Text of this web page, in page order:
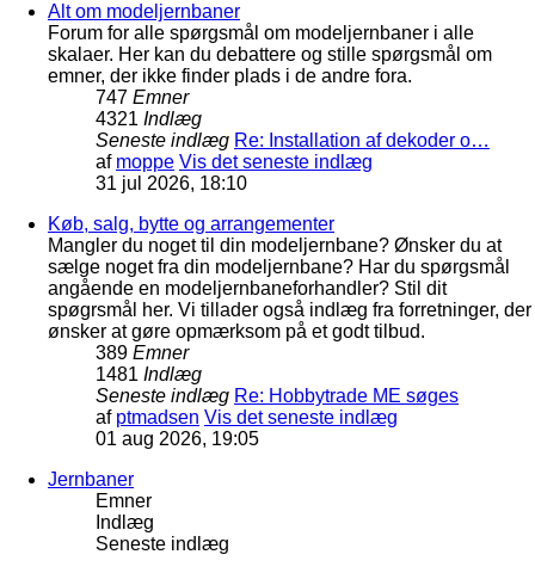
Alt om modeljernbaner
Forum for alle spørgsmål om modeljernbaner i alle
skalaer. Her kan du debattere og stille spørgsmål om
emner, der ikke finder plads i de andre fora.
747 Emner
4321 Indlæg
Seneste indlæg Re: Installation af dekoder o…
af moppe Vis det seneste indlæg
31 jul 2026, 18:10
Køb, salg, bytte og arrangementer
Mangler du noget til din modeljernbane? Ønsker du at
sælge noget fra din modeljernbane? Har du spørgsmål
angående en modeljernbaneforhandler? Stil dit
spøgrsmål her. Vi tillader også indlæg fra forretninger, der
ønsker at gøre opmærksom på et godt tilbud.
389 Emner
1481 Indlæg
Seneste indlæg Re: Hobbytrade ME søges
af ptmadsen Vis det seneste indlæg
01 aug 2026, 19:05
Jernbaner
Emner
Indlæg
Seneste indlæg